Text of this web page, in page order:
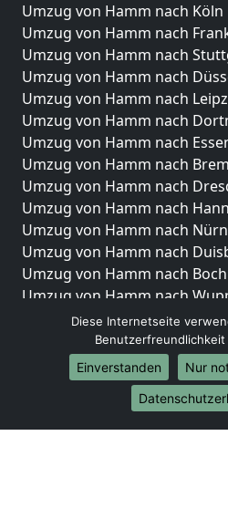
Umzug von Hamm nach Köln
Umzug von Hamm nach
Umzug von Hamm nach
Umzug von Hamm nach
Umzug von Hamm nach
Umzug von Hamm nach
Umzug von Hamm nach
Umzug von Hamm nach
Umzug von Hamm nach
Umzug von Hamm nach
Umzug von Hamm nach
Umzug von Hamm nach
Umzug von Hamm nach
Umzug von Hamm nach
Umzug von Hamm nach
Umzug von Hamm nach Bonn
Umzug von Hamm nach
Internationale-Umzüge
Umzug von Hamm nach
Diese Internetseite
Einverstanden
Nur